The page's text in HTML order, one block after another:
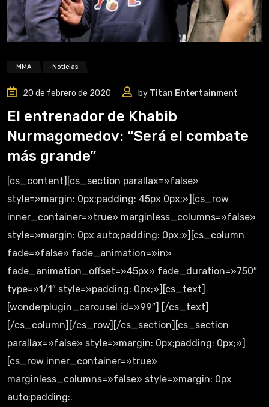
MMA Noticias
20 de febrero de 2020 by Titan Entertainment
El entrenador de Khabib
Nurmagomedov: “Será el combate
más grande”
[cs_content][cs_section parallax=»false»
style=»margin: 0px;padding: 45px 0px;»][cs_row
inner_container=»true» marginless_columns=»false»
style=»margin: 0px auto;padding: 0px;»][cs_column
fade=»false» fade_animation=»in»
fade_animation_offset=»45px» fade_duration=»750″
type=»1/1″ style=»padding: 0px;»][cs_text]
[wonderplugin_carousel id=»99″] [/cs_text]
[/cs_column][/cs_row][/cs_section][cs_section
parallax=»false» style=»margin: 0px;padding: 0px;»]
[cs_row inner_container=»true»
marginless_columns=»false» style=»margin: 0px
auto;padding:.